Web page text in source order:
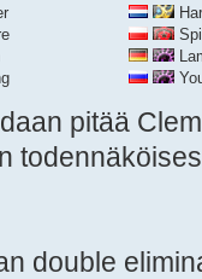
pitää
double